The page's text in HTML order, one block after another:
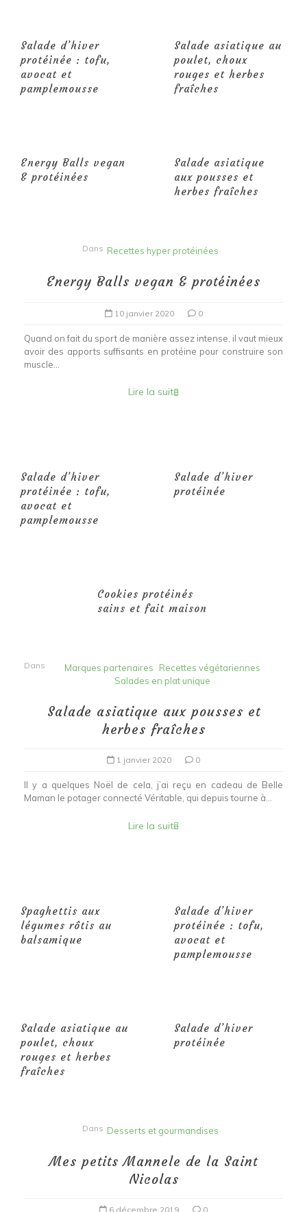
Salade d’hiver
protéinée : tofu,
avocat et
pamplemousse
Salade asiatique au
poulet, choux
rouges et herbes
fraîches
Energy Balls vegan
& protéinées
Salade asiatique
aux pousses et
herbes fraîches
Dans Recettes hyper protéinées
Energy Balls vegan & protéinées
10 janvier 2020 0
Quand on fait du sport de manière assez intense, il vaut mieux
avoir des apports suffisants en protéine pour construire son
muscle...
Lire la suite
Salade d’hiver
protéinée : tofu,
avocat et
pamplemousse
Salade d’hiver
protéinée
Cookies protéinés
sains et fait maison
Dans Marques partenaires
Recettes végétariennes
Salades en plat unique
Salade asiatique aux pousses et
herbes fraîches
1 janvier 2020 0
Il y a quelques Noël de cela, j’ai reçu en cadeau de Belle
Maman le potager connecté Véritable, qui depuis tourne à...
Lire la suite
Spaghettis aux
légumes rôtis au
balsamique
Salade d’hiver
protéinée : tofu,
avocat et
pamplemousse
Salade asiatique au
poulet, choux
rouges et herbes
fraîches
Salade d’hiver
protéinée
Dans Desserts et gourmandises
Mes petits Mannele de la Saint
Nicolas
6 décembre 2019 0